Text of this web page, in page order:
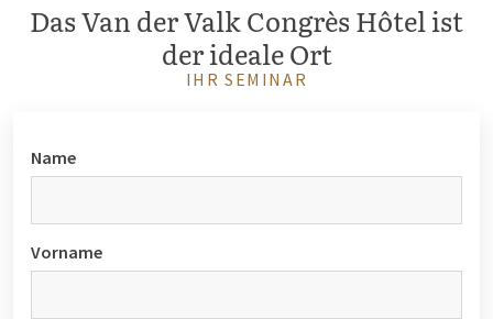
Das Van der Valk Congrès Hôtel ist
der ideale Ort
IHR SEMINAR
Name
Vorname